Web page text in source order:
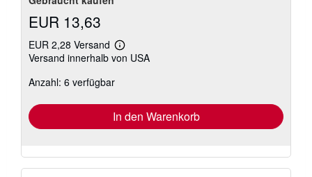
EUR 13,63
EUR 2,28 Versand
Weitere
Informationen
Versand innerhalb von USA
Anzahl: 6 verfügbar
In den Warenkorb